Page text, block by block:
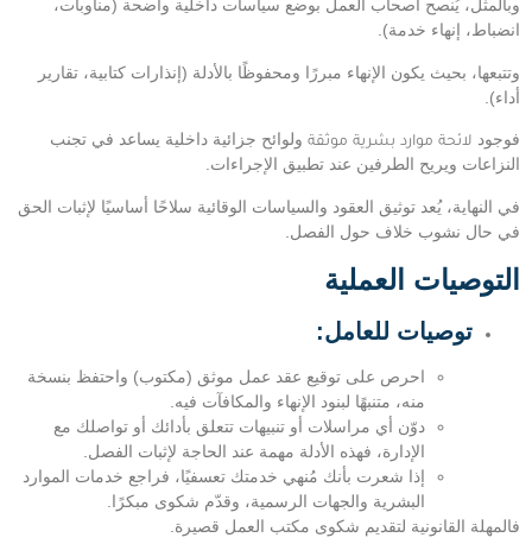
وبالمثل، يُنصح أصحاب العمل بوضع سياسات داخلية واضحة (مناوبات،
انضباط، إنهاء خدمة).
وتتبعها، بحيث يكون الإنهاء مبررًا ومحفوظًا بالأدلة (إنذارات كتابية، تقارير
أداء).
فوجود لائحة موارد بشرية موثقة ولوائح جزائية داخلية يساعد في تجنب
النزاعات ويريح الطرفين عند تطبيق الإجراءات.
في النهاية، يُعد توثيق العقود والسياسات الوقائية سلاحًا أساسيًا لإثبات الحق
في حال نشوب خلاف حول الفصل.
التوصيات العملية
توصيات للعامل:
احرص على توقيع عقد عمل موثق (مكتوب) واحتفظ بنسخة
منه، متنبهًا لبنود الإنهاء والمكافآت فيه.
دوّن أي مراسلات أو تنبيهات تتعلق بأدائك أو تواصلك مع
الإدارة، فهذه الأدلة مهمة عند الحاجة لإثبات الفصل.
إذا شعرت بأنك مُنهي خدمتك تعسفيًا، فراجع خدمات الموارد
البشرية والجهات الرسمية، وقدّم شكوى مبكرًا.
فالمهلة القانونية لتقديم شكوى مكتب العمل قصيرة.